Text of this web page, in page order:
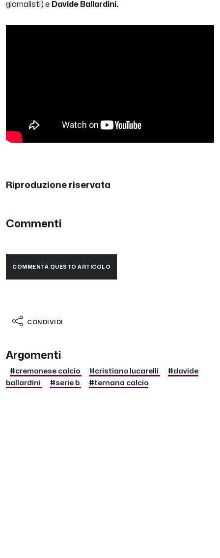
giornalisti) e Davide Ballardini.
Riproduzione riservata
Commenti
COMMENTA QUESTO ARTICOLO
CONDIVIDI
Argomenti
#cremonese calcio #cristiano lucarelli
#davide
ballardini
#serie b #ternana calcio